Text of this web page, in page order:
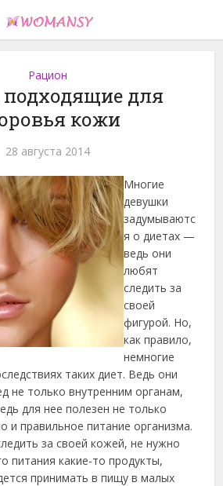
Рацион
для
кожи
28 августа 2014
Многие
девушки
задумываютс
я о диетах —
ведь они
любят
следить за
своей
фигурой. Но,
как правило,
немногие
таких диет. Ведь они
не только внутренним органам,
для нее полезен не только
и правильное питание организма.
за своей кожей, не нужно
питания какие-то продукты,
принимать в пищу в малых